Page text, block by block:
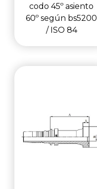
codo 45º asiento
60º según bs5200
/ ISO 84